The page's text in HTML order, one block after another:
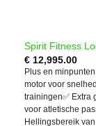
Spirit Fitness
€ 12,995.00
Plus en
motor voor
trainingen✅ Extra
voor atletische
Hellingsbereik